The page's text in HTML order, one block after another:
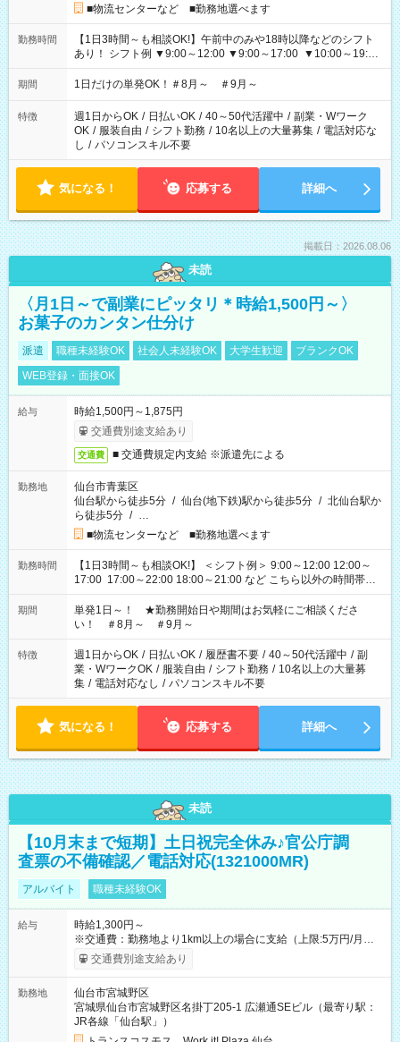
■物流センターなど ■勤務地選べます
勤務時間
【1日3時間～も相談OK!】午前中のみや18時以降などのシフト
あり！ シフト例 ▼9:00～12:00 ▼9:00～17:00 ▼10:00～19:00
▼18:00～21:00
期間 1日だけの単発OK！＃8月～ ＃9月～
特徴 週1日からOK / 日払いOK / 40～50代活躍中 / 副業・Wワーク
OK / 服装自由 / シフト勤務 / 10名以上の大量募集 / 電話対応な
し / パソコンスキル不要
気になる！ 応募する 詳細へ
掲載日：2026.08.06
未読
〈月1日～で副業にピッタリ＊時給1,500円～〉
お菓子のカンタン仕分け
派遣 職種未経験OK 社会人未経験OK 大学生歓迎
ブランクOK
WEB登録・面接OK
給与
時給1,500円～1,875円
交通費別途支給あり
交通費 ■ 交通費規定内支給 ※派遣先による
勤務地
仙台市青葉区
仙台駅から徒歩5分 / 仙台(地下鉄)駅から徒歩5分 / 北仙台駅か
ら徒歩5分 / …
■物流センターなど ■勤務地選べます
勤務時間
【1日3時間～も相談OK!】 ＜シフト例＞ 9:00～12:00 12:00～
17:00 17:00～22:00 18:00～21:00 など こちら以外の時間帯も
お気軽にご相談ください！
期間
単発1日～！ ★勤務開始日や期間はお気軽にご相談くださ
い！ ＃8月～ ＃9月～
特徴 週1日からOK / 日払いOK / 履歴書不要 / 40～50代活躍中 / 副
業・WワークOK / 服装自由 / シフト勤務 / 10名以上の大量募
集 / 電話対応なし / パソコンスキル不要
気になる！ 応募する 詳細へ
未読
【10月末まで短期】土日祝完全休み♪官公庁調
査票の不備確認／電話対応(1321000MR)
アルバイト 職種未経験OK
給与
時給1,300円～
※交通費：勤務地より1km以上の場合に支給（上限:5万円/月・
2,500円/日） ※残業代：残業発生時は1分単位で支給 ※研修中の
給与変動なし ＜ 収入例 ＞ ■週5日勤務の場合… 月収22万8,800
4日勤務の場合… 月収16万6,400円以上可能 ※交通費別途支給
（時給1,300円×8時間×16日） 【試用期間】試用期間なし
交通費別途支給あり
勤務地
仙台市宮城野区
宮城県仙台市宮城野区名掛丁205-1 広瀬通SEビル（最寄り駅：
JR各線「仙台駅」）